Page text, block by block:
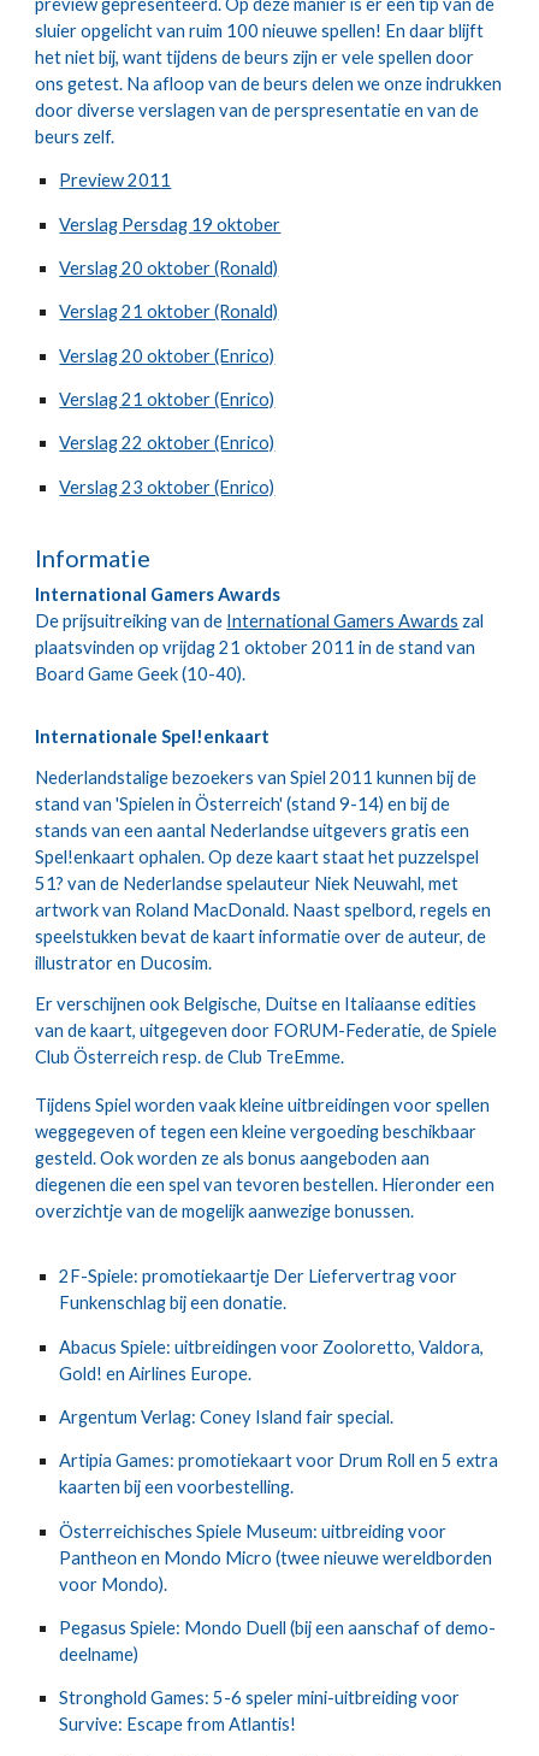
preview gepresenteerd. Op deze manier is er een tip van de
sluier opgelicht van ruim 100 nieuwe spellen! En daar blijft
het niet bij, want tijdens de beurs zijn er vele spellen door
ons getest. Na afloop van de beurs delen we onze indrukken
door diverse verslagen van de perspresentatie en van de
beurs zelf.
Preview 2011
Verslag Persdag 19 oktober
Verslag 20 oktober (Ronald)
Verslag 21 oktober (Ronald)
Verslag 20 oktober (Enrico)
Verslag 21 oktober (Enrico)
Verslag 22 oktober (Enrico)
Verslag 23 oktober (Enrico)
Informatie
International Gamers Awards
De prijsuitreiking van de International Gamers Awards zal
plaatsvinden op vrijdag 21 oktober 2011 in de stand van
Board Game Geek (10-40).
Internationale Spel!enkaart
Nederlandstalige bezoekers van Spiel 2011 kunnen bij de
stand van 'Spielen in Österreich' (stand 9-14) en bij de
stands van een aantal Nederlandse uitgevers gratis een
Spel!enkaart ophalen. Op deze kaart staat het puzzelspel
51? van de Nederlandse spelauteur Niek Neuwahl, met
artwork van Roland MacDonald. Naast spelbord, regels en
speelstukken bevat de kaart informatie over de auteur, de
illustrator en Ducosim.
Er verschijnen ook Belgische, Duitse en Italiaanse edities
van de kaart, uitgegeven door FORUM-Federatie, de Spiele
Club Österreich resp. de Club TreEmme.
Tijdens Spiel worden vaak kleine uitbreidingen voor spellen
weggegeven of tegen een kleine vergoeding beschikbaar
gesteld. Ook worden ze als bonus aangeboden aan
diegenen die een spel van tevoren bestellen. Hieronder een
overzichtje van de mogelijk aanwezige bonussen.
2F-Spiele: promotiekaartje Der Liefervertrag voor
Funkenschlag bij een donatie.
Abacus Spiele: uitbreidingen voor Zooloretto, Valdora,
Gold! en Airlines Europe.
Argentum Verlag: Coney Island fair special.
Artipia Games: promotiekaart voor Drum Roll en 5 extra
kaarten bij een voorbestelling.
Österreichisches Spiele Museum: uitbreiding voor
Pantheon en Mondo Micro (twee nieuwe wereldborden
voor Mondo).
Pegasus Spiele: Mondo Duell (bij een aanschaf of demo-
deelname)
Stronghold Games: 5-6 speler mini-uitbreiding voor
Survive: Escape from Atlantis!